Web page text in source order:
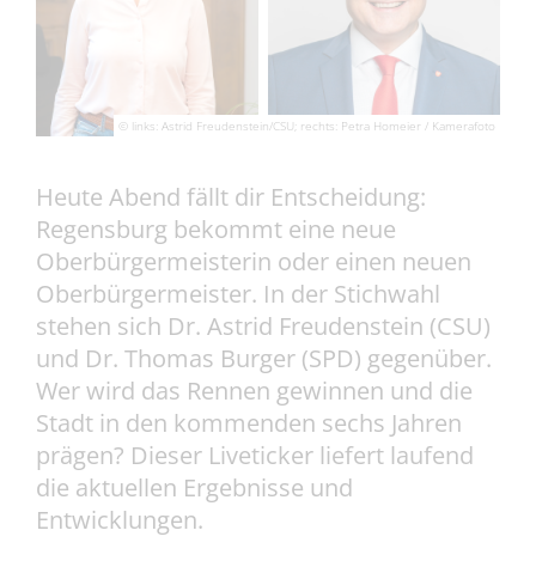
© links: Astrid Freudenstein/CSU; rechts: Petra Homeier / Kamerafoto
Heute Abend fällt dir Entscheidung:
Regensburg bekommt eine neue
Oberbürgermeisterin oder einen neuen
Oberbürgermeister. In der Stichwahl
stehen sich Dr. Astrid Freudenstein (CSU)
und Dr. Thomas Burger (SPD) gegenüber.
Wer wird das Rennen gewinnen und die
Stadt in den kommenden sechs Jahren
prägen? Dieser Liveticker liefert laufend
die aktuellen Ergebnisse und
Entwicklungen.